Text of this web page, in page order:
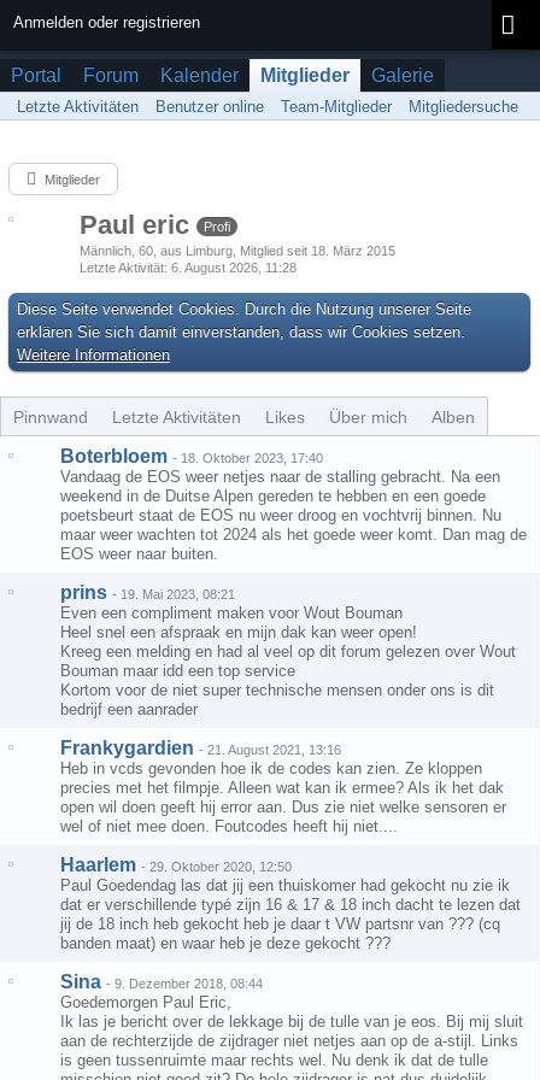
Anmelden oder registrieren
Portal Forum Kalender Mitglieder Galerie
Letzte Aktivitäten Benutzer online Team-Mitglieder Mitgliedersuche
Mitglieder
Paul eric
Profi
Männlich 60 aus Limburg Mitglied seit 18. März 2015
Letzte Aktivität 6. August 2026, 11:28
Diese Seite verwendet Cookies. Durch die Nutzung unserer Seite
erklären Sie sich damit einverstanden, dass wir Cookies setzen.
Weitere Informationen
Pinnwand Letzte Aktivitäten Likes Über mich Alben
Boterbloem - 18. Oktober 2023, 17:40
Vandaag de EOS weer netjes naar de stalling gebracht. Na een
weekend in de Duitse Alpen gereden te hebben en een goede
poetsbeurt staat de EOS nu weer droog en vochtvrij binnen. Nu
maar weer wachten tot 2024 als het goede weer komt. Dan mag de
EOS weer naar buiten.
prins - 19. Mai 2023, 08:21
Even een compliment maken voor Wout Bouman
Heel snel een afspraak en mijn dak kan weer open!
Kreeg een melding en had al veel op dit forum gelezen over Wout
Bouman maar idd een top service
Kortom voor de niet super technische mensen onder ons is dit
bedrijf een aanrader
Frankygardien - 21. August 2021, 13:16
Heb in vcds gevonden hoe ik de codes kan zien. Ze kloppen
precies met het filmpje. Alleen wat kan ik ermee? Als ik het dak
open wil doen geeft hij error aan. Dus zie niet welke sensoren er
wel of niet mee doen. Foutcodes heeft hij niet....
Haarlem - 29. Oktober 2020, 12:50
Paul Goedendag las dat jij een thuiskomer had gekocht nu zie ik
dat er verschillende typé zijn 16 & 17 & 18 inch dacht te lezen dat
jij de 18 inch heb gekocht heb je daar t VW partsnr van ??? (cq
banden maat) en waar heb je deze gekocht ???
Sina - 9. Dezember 2018, 08:44
Goedemorgen Paul Eric,
Ik las je bericht over de lekkage bij de tulle van je eos. Bij mij sluit
aan de rechterzijde de zijdrager niet netjes aan op de a-stijl. Links
is geen tussenruimte maar rechts wel. Nu denk ik dat de tulle